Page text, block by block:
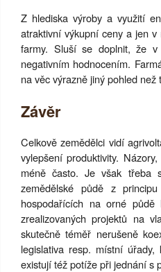
Z hlediska výroby a využití
atraktivní výkupní ceny a jen
farmy. Sluší se doplnit, že v
negativním hodnocením.
na věc výrazně jiný pohled
Závěr
Celkově zemědělci vidí
vylepšení produktivity.
méně často. Je však třeba
zemědělské půdě z
hospodařících na orné
zrealizovaných projektů na
skutečně téměř nerušeně
legislativa resp. místní
existují též potíže při jednání s